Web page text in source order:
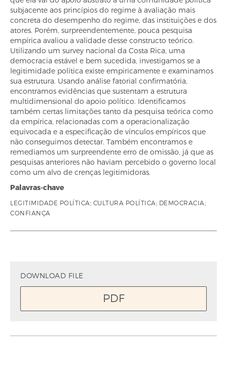
subjacente aos princípios do regime à avaliação mais
concreta do desempenho do regime, das instituições e dos
atores. Porém, surpreendentemente, pouca pesquisa
empírica avaliou a validade desse constructo teórico.
Utilizando um survey nacional da Costa Rica, uma
democracia estável e bem sucedida, investigamos se a
legitimidade política existe empiricamente e examinamos
sua estrutura. Usando análise fatorial confirmatória,
encontramos evidências que sustentam a estrutura
multidimensional do apoio político. Identificamos
também certas limitações tanto da pesquisa teórica como
da empírica, relacionadas com a operacionalização
equivocada e a especificação de vínculos empíricos que
não conseguimos detectar. Também encontramos e
remediamos um surpreendente erro de omissão, já que as
pesquisas anteriores não haviam percebido o governo local
como um alvo de crenças legitimidoras.
Palavras-chave
LEGITIMIDADE POLÍTICA; CULTURA POLÍTICA; DEMOCRACIA;
CONFIANÇA
DOWNLOAD FILE
PDF